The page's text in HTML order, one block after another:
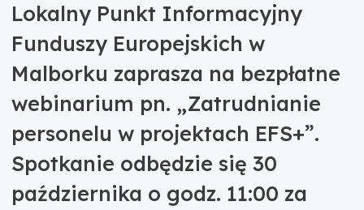
Lokalny Punkt Informacyjny
Funduszy Europejskich w
Malborku zaprasza na bezpłatne
webinarium pn. „Zatrudnianie
personelu w projektach EFS+”.
Spotkanie odbędzie się 30
października o godz. 11:00 za